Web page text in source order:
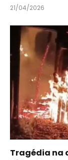
21/04/2026
Tragédia na